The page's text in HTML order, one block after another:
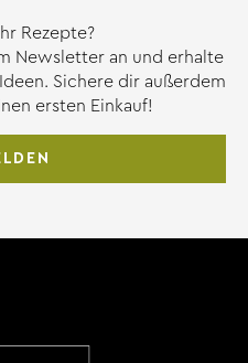
Rezepte?
Newsletter an und erhalte
Sichere dir außerdem
ersten Einkauf!